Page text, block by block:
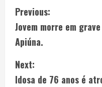
Previous:
Jovem morre em
Apiúna.
Next:
Idosa de 76 anos é